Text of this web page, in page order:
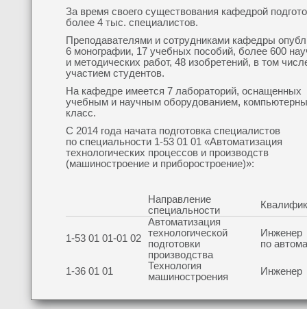
За время своего существования кафедрой
более 4 тыс. специалистов.
Преподавателями и сотрудниками кафедры
6 монографии, 17 учебных пособий, более 600
и методических работ, 48 изобретений, в том
участием студентов.
На кафедре имеется 7 лабораторий, оснащенных
учебным и научным оборудованием,
класс.
C 2014 года начата подготовка специалистов
по специальности 1-53 01 01 «Автоматизация
технологических процессов и производств
(машиностроение и приборостроение)»:
Направление
специальности
1-53 01 01-01 02
Автоматизация
технологической
подготовки
производства
Инженер
по
1-36 01 01
Технология
машиностроения
Инженер